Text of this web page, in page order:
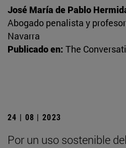
José María de Pablo
Abogado penalista y
Navarra
Publicado en: The
24 | 08 | 2023
Por un uso sostenible